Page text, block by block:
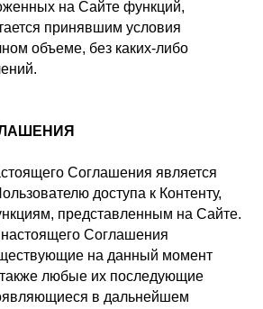
на Сайте функций,
принявшим условия
объеме, без каких-либо
Соглашения является
доступа к Контенту,
представленным на Сайте.
Соглашения
на данный момент
любые их последующие
в дальнейшем